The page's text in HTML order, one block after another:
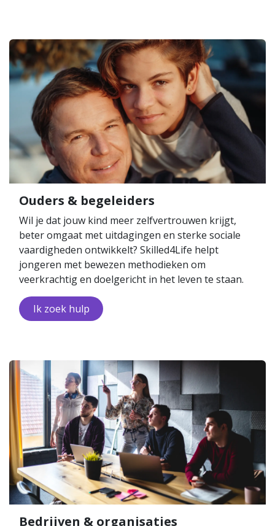
Ouders & begeleiders
Wil je dat jouw kind meer zelfvertrouwen krijgt,
beter omgaat met uitdagingen en sterke sociale
vaardigheden ontwikkelt? Skilled4Life helpt
jongeren met bewezen methodieken om
veerkrachtig en doelgericht in het leven te staan.
Ik zoek h​​ulp
Bedrijven & organisaties